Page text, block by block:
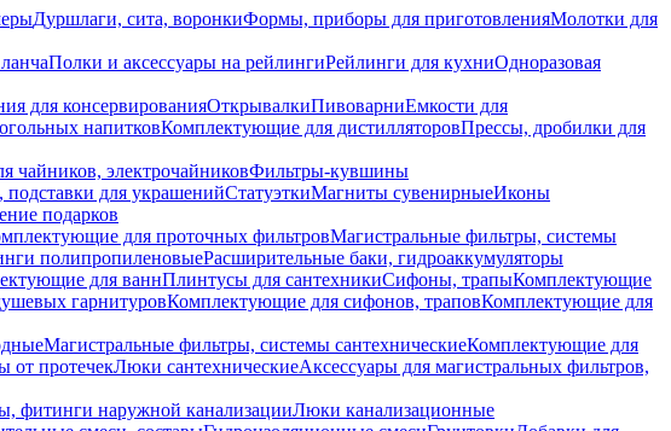
Дуршлаги, сита, воронкиФормы, приборы для приготовленияМолотки для
Полки и аксессуары на рейлингиРейлинги для кухниОдноразовая
для консервированияОткрывалкиПивоварниЕмкости для
напитковКомплектующие для дистилляторовПрессы, дробилки для
чайников, электрочайниковФильтры-кувшины
для украшенийСтатуэткиМагниты сувенирныеИконы
подарков
для проточных фильтровМагистральные фильтры, системы
полипропиленовыеРасширительные баки, гидроаккумуляторы
для ваннПлинтусы для сантехникиСифоны, трапыКомплектующие
гарнитуровКомплектующие для сифонов, траповКомплектующие для
Магистральные фильтры, системы сантехническиеКомплектующие для
от протечекЛюки сантехническиеАксессуары для магистральных фильтров,
фитинги наружной канализацииЛюки канализационные